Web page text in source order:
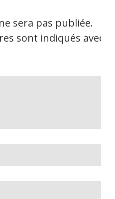
sera pas publiée.
sont indiqués avec